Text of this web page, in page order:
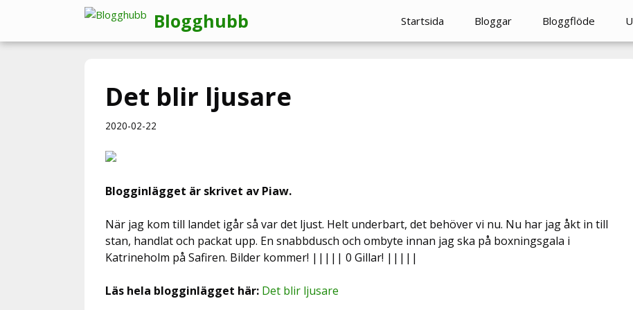
innehåll
Blogghubb Startsida Bloggar Bloggflöde
Det blir ljusare
2020-02-22
Blogginlägget är skrivet av Piaw.
När jag kom till landet igår så var det ljust. Helt underbart, det behöver vi nu. Nu har jag åkt in till
stan, handlat och packat upp. En snabbdusch och ombyte innan jag ska på boxningsgala i
Katrineholm på Safiren. Bilder kommer! ||||| 0 Gillar! |||||
Läs hela blogginlägget här: Det blir ljusare